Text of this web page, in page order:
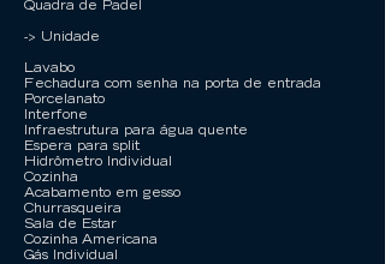
Quadra de Padel
-> Unidade
Lavabo
Fechadura com senha na porta de entrada
Porcelanato
Interfone
Infraestrutura para água quente
Espera para split
Hidrômetro Individual
Cozinha
Acabamento em gesso
Churrasqueira
Sala de Estar
Cozinha Americana
Gás Individual